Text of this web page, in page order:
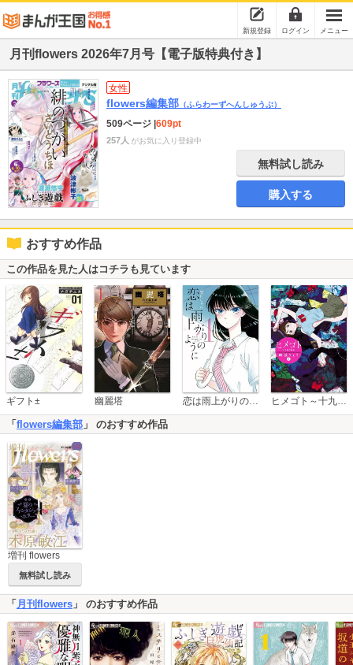
新規登録 ログイン メニュー
月刊flowers 2026年7月号【電子版特典付き】
女性
flowers編集部 （ふらわーずへんしゅうぶ）
509ページ 609pt
257人 がお気に入り登録中
無料試し読み
購入する
おすすめ作品
この作品を見た人はコチラも見ています
ギフト± 幽麗塔 恋は雨上がりのように ヒメゴト～十九歳の制服～
「 flowers編集部 」 のおすすめ作品
増刊 flowers
無料試し読み
「 月刊flowers 」 のおすすめ作品